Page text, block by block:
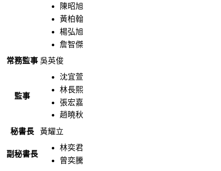
陳昭旭
黃柏翰
楊弘旭
詹智傑
常務監事 吳英俊
監事
沈宜萱
林長熙
張宏嘉
趙曉秋
秘書長
黃耀立
副秘書長
林奕君
曾奕騰